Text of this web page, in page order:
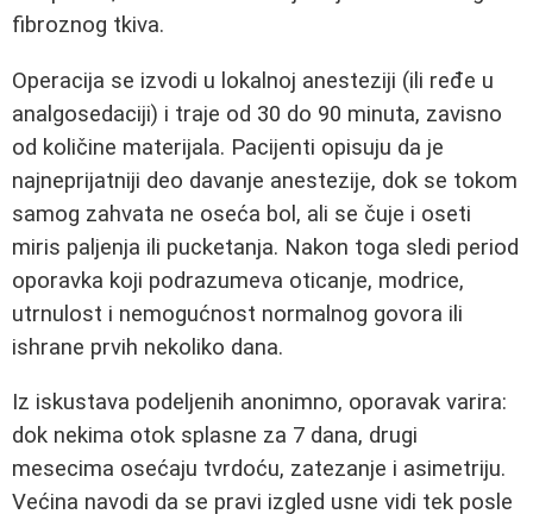
fibroznog tkiva.
Operacija se izvodi u lokalnoj anesteziji (ili ređe u
analgosedaciji) i traje od 30 do 90 minuta, zavisno
od količine materijala. Pacijenti opisuju da je
najneprijatniji deo davanje anestezije, dok se tokom
samog zahvata ne oseća bol, ali se čuje i oseti
miris paljenja ili pucketanja. Nakon toga sledi period
oporavka koji podrazumeva oticanje, modrice,
utrnulost i nemogućnost normalnog govora ili
ishrane prvih nekoliko dana.
Iz iskustava podeljenih anonimno, oporavak varira:
dok nekima otok splasne za 7 dana, drugi
mesecima osećaju tvrdoću, zatezanje i asimetriju.
Većina navodi da se pravi izgled usne vidi tek posle